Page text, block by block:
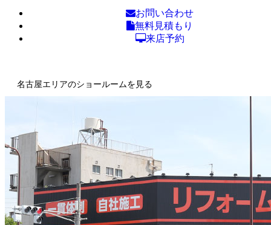
お問い合わせ
無料見積もり
来店予約
名古屋エリアのショールームを見る